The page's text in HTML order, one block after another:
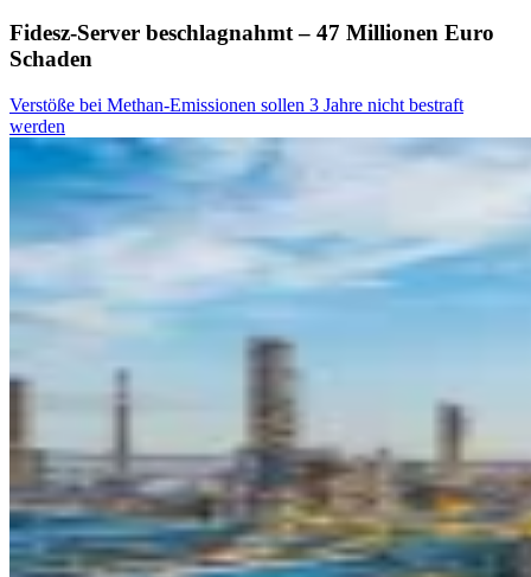
Fidesz-Server beschlagnahmt – 47 Millionen Euro
Schaden
Verstöße bei Methan-Emissionen sollen 3 Jahre nicht bestraft
werden